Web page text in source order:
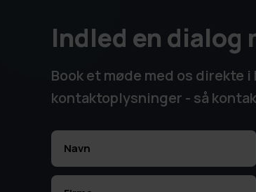
Indled en dialog
Book et møde med os direkte
kontaktoplysninger - så
Navn
(Påkrævet)
Navn
Firmanavn